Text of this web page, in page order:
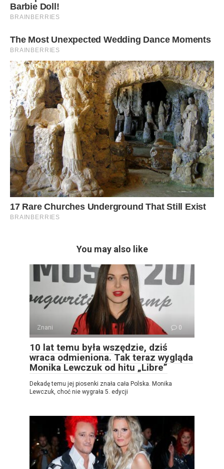
You may also like
Znani 0
10 lat temu była wszędzie, dziś
wraca odmieniona. Tak teraz wygląda
Monika Lewczuk od hitu „Libre”
Dekadę temu jej piosenki znała cała Polska. Monika
Lewczuk, choć nie wygrała 5. edycji